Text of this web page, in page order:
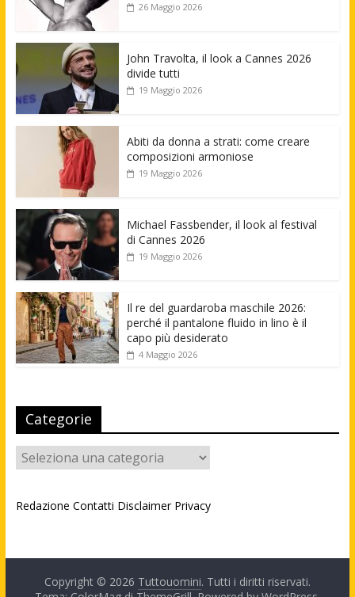
26 Maggio 2026
John Travolta, il look a Cannes 2026
divide tutti
19 Maggio 2026
Abiti da donna a strati: come creare
composizioni armoniose
19 Maggio 2026
Michael Fassbender, il look al festival
di Cannes 2026
19 Maggio 2026
Il re del guardaroba maschile 2026:
perché il pantalone fluido in lino è il
capo più desiderato
4 Maggio 2026
Categorie
Categorie
Redazione Contatti Disclaimer Privacy
Copyright © 2026 Tuttouomini. Tutti i diritti riservati.